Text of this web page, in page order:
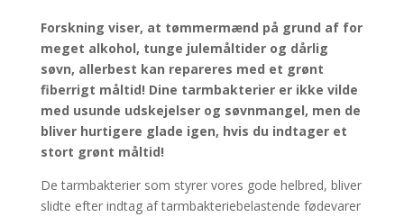
Forskning viser, at tømmermænd på grund af for
meget alkohol, tunge julemåltider og dårlig
søvn, allerbest kan repareres med et grønt
fiberrigt måltid! Dine tarmbakterier er ikke vilde
med usunde udskejelser og søvnmangel, men de
bliver hurtigere glade igen, hvis du indtager et
stort grønt måltid!
De tarmbakterier som styrer vores gode helbred, bliver
slidte efter indtag af tarmbakteriebelastende fødevarer